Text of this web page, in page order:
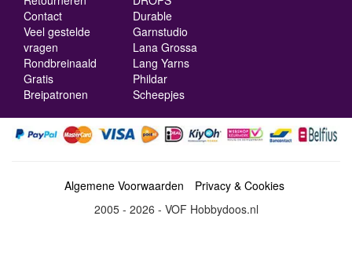
Contact
Veel gestelde
vragen
Rondbreinaald
Gratis
Breipatronen
Durable
Garnstudio
Lana Grossa
Lang Yarns
Phildar
Scheepjes
Algemene Voorwaarden
Privacy & Cookies
2005 - 2026 - VOF Hobbydoos.nl